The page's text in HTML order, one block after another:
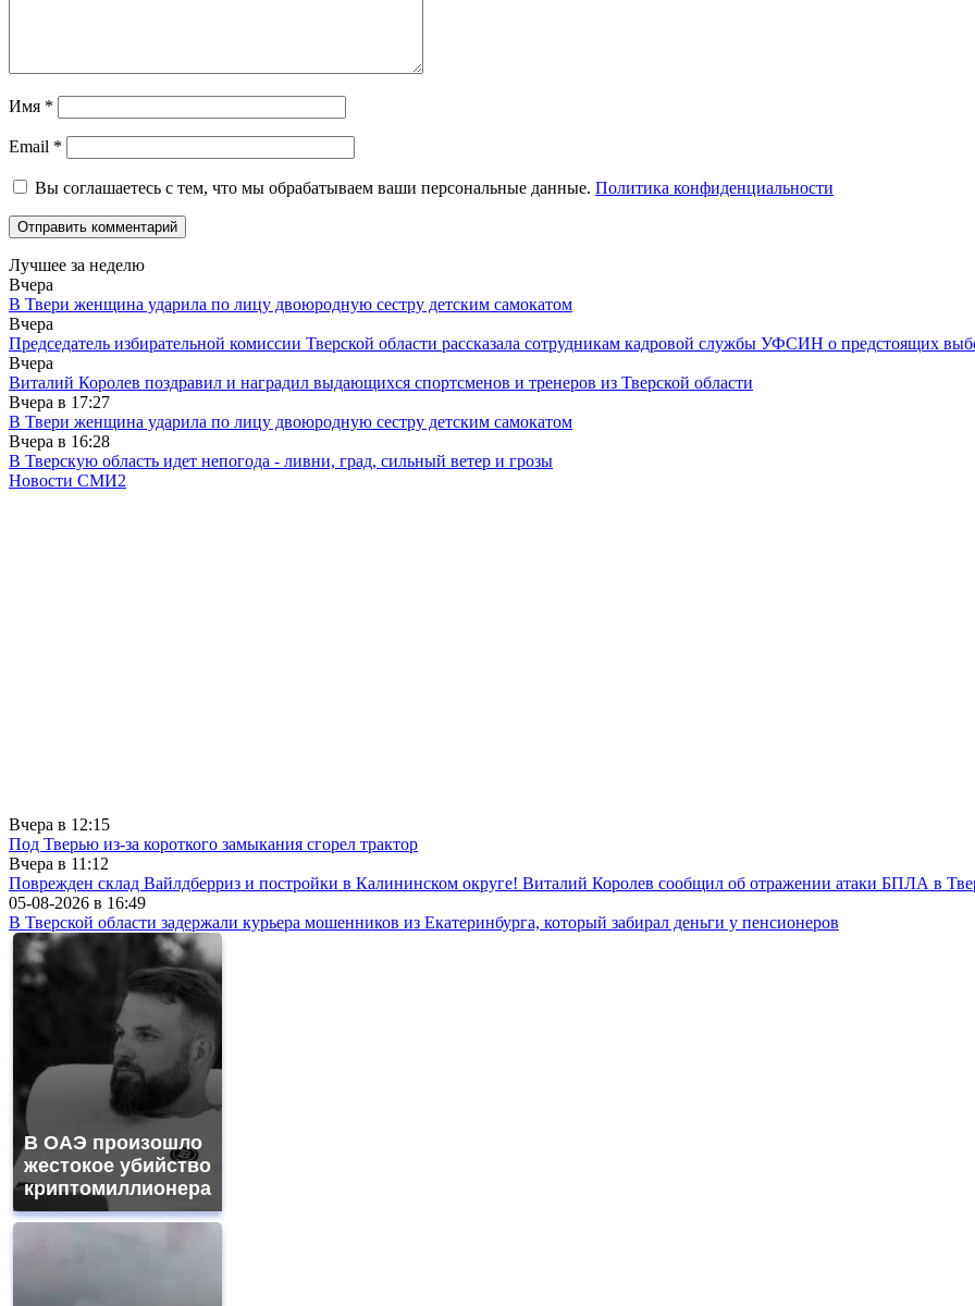
Имя *
Email *
Вы соглашаетесь с тем, что мы обрабатываем ваши персональные данные. Политика конфиденциальности
Лучшее за неделю
Вчера
В Твери женщина ударила по лицу двоюродную сестру детским самокатом
Вчера
Председатель избирательной комиссии Тверской области рассказала сотрудникам кадровой службы УФСИН о предстоящих
Вчера
Виталий Королев поздравил и наградил выдающихся спортсменов и тренеров из Тверской области
Вчера в 17:27
В Твери женщина ударила по лицу двоюродную сестру детским самокатом
Вчера в 16:28
В Тверскую область идет непогода - ливни, град, сильный ветер и грозы
Новости СМИ2
Вчера в 12:15
Под Тверью из-за короткого замыкания сгорел трактор
Вчера в 11:12
Поврежден склад Вайлдберриз и постройки в Калининском округе! Виталий Королев сообщил об отражении атаки БПЛА в
05-08-2026 в 16:49
В Тверской области задержали курьера мошенников из Екатеринбурга, который забирал деньги у пенсионеров
В ОАЭ произошло
жестокое убийство
криптомиллионера